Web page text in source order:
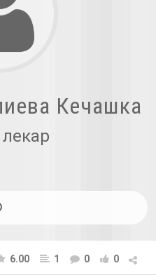
Кечашка
6.00 1 0 0